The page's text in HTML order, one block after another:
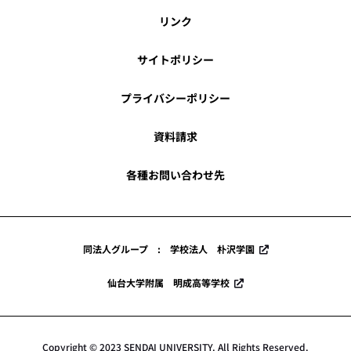
リンク
サイトポリシー
プライバシーポリシー
資料請求
各種お問い合わせ先
同法人グループ : 学校法人 朴沢学園
仙台大学附属 明成高等学校
Copyright © 2023 SENDAI UNIVERSITY. All Rights Reserved.